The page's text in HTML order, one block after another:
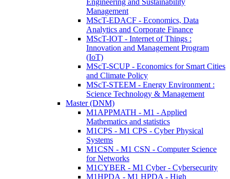
Engineering and Sustainability
Management
MScT-EDACF - Economics, Data
Analytics and Corporate Finance
MScT-IOT - Internet of Things :
Innovation and Management Program
(IoT)
MScT-SCUP - Economics for Smart Cities
and Climate Policy
MScT-STEEM - Energy Environment :
Science Technology & Management
Master (DNM)
M1APPMATH - M1 - Applied
Mathematics and statistics
M1CPS - M1 CPS - Cyber Physical
Systems
M1CSN - M1 CSN - Computer Science
for Networks
M1CYBER - M1 Cyber - Cybersecurity
M1HPDA - M1 HPDA - High